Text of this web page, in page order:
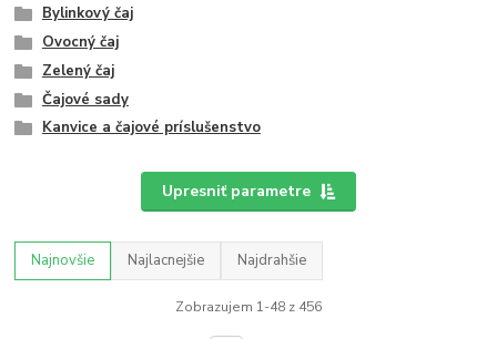
Bylinkový čaj
Ovocný čaj
Zelený čaj
Čajové sady
Kanvice a čajové príslušenstvo
Upresniť parametre
Najnovšie Najlacnejšie Najdrahšie
Zobrazujem 1-48 z 456